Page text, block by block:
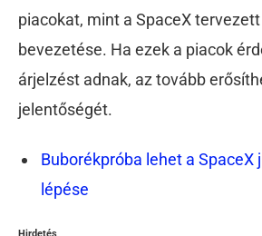
piacokat, mint a SpaceX
bevezetése. Ha ezek a piacok
árjelzést adnak, az tovább
jelentőségét.
Buborékpróba lehet a SpaceX
lépése